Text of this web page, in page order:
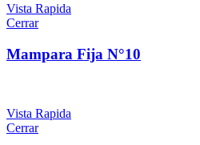
Vista Rapida
Cerrar
Mampara Fija N°10
Vista Rapida
Cerrar